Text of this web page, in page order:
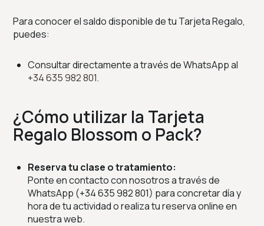
Para conocer el saldo disponible de tu Tarjeta Regalo,
puedes:
Consultar directamente a través de WhatsApp al
+34 635 982 801.
¿Cómo utilizar la Tarjeta
Regalo Blossom o Pack?
Reserva tu clase o tratamiento:
Ponte en contacto con nosotros a través de
WhatsApp (+34 635 982 801) para concretar día y
hora de tu actividad o realiza tu reserva online en
nuestra web.